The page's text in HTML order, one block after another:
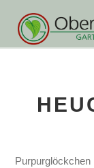
Purpurglöckchen